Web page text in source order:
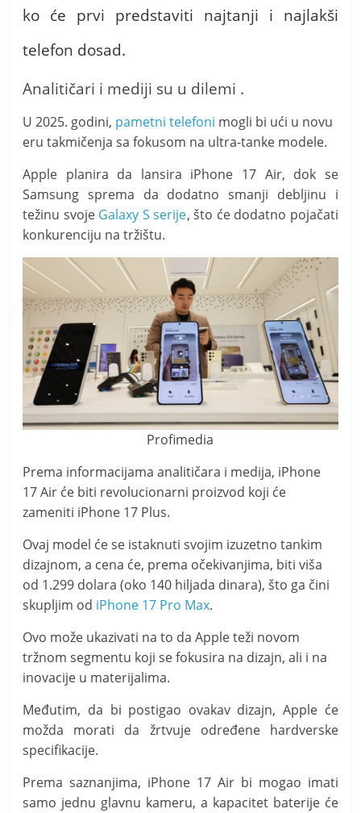
v
i
h
v
j
s
i
ko će prvi predstaviti najtanji i najlakši
telefon dosad.
Analitičari i mediji su u dilemi .
U 2025. godini, pametni telefoni mogli bi ući u novu
eru takmičenja sa fokusom na ultra-tanke modele.
Apple planira da lansira iPhone 17 Air, dok se
Samsung sprema da dodatno smanji debljinu i
težinu svoje Galaxy S serije, što će dodatno pojačati
konkurenciju na tržištu.
Profimedia
Prema informacijama analitičara i medija, iPhone
17 Air će biti revolucionarni proizvod koji će
zameniti iPhone 17 Plus.
Ovaj model će se istaknuti svojim izuzetno tankim
dizajnom, a cena će, prema očekivanjima, biti viša
od 1.299 dolara (oko 140 hiljada dinara), što ga čini
skupljim od iPhone 17 Pro Max.
Ovo može ukazivati na to da Apple teži novom
tržnom segmentu koji se fokusira na dizajn, ali i na
inovacije u materijalima.
Međutim, da bi postigao ovakav dizajn, Apple će
možda morati da žrtvuje određene hardverske
specifikacije.
Prema saznanjima, iPhone 17 Air bi mogao imati
samo jednu glavnu kameru, a kapacitet baterije će